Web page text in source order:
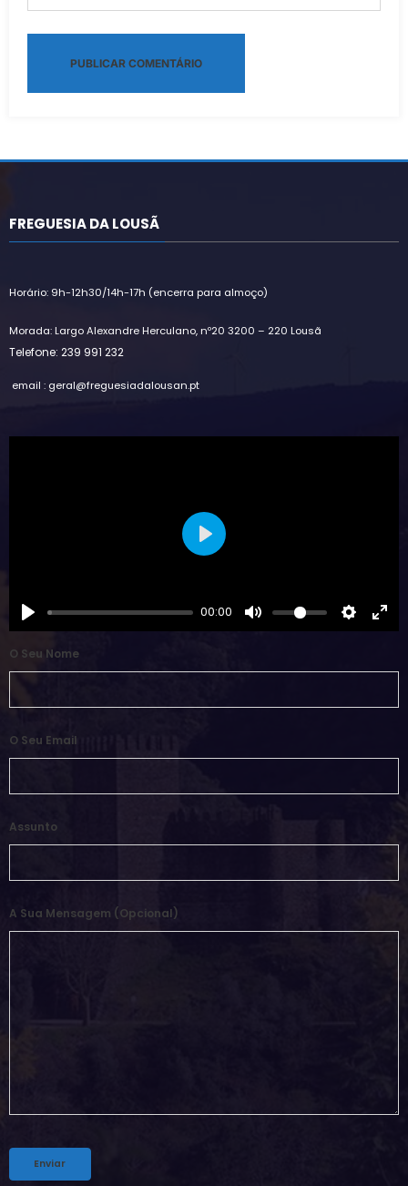
FREGUESIA DA LOUSÃ
Horário: 9h-12h30/14h-17h (encerra para almoço)
Morada: Largo Alexandre Herculano, nº20 3200 – 220 Lousã
Telefone: 239 991 232
email : geral@freguesiadalousan.pt
00:00
Play
O Seu Nome
O Seu Email
Assunto
A Sua Mensagem (opcional)